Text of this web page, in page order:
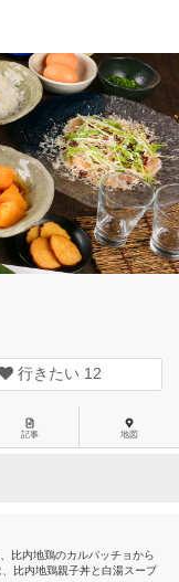
行きたい 12
記事 地図
比内地鶏のカルパッチョから
比内地鶏親子丼と白湯スープ